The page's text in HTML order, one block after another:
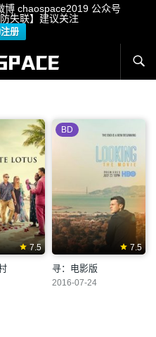
博 chaospace2019 公众号
失联】建议关注
册
7.5 7.5
BD
寻：电影版
2016-07-24